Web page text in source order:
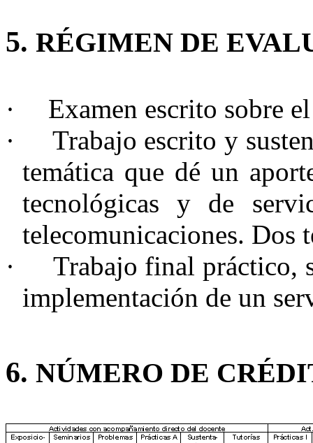
5. RÉGIMEN DE
·
Examen escrito sobre
·
Trabajo escrito y
temática que dé un
tecnológicas y de
telecomunicaciones. Dos
·
Trabajo final práctico,
implementación de un
6. NÚMERO DE